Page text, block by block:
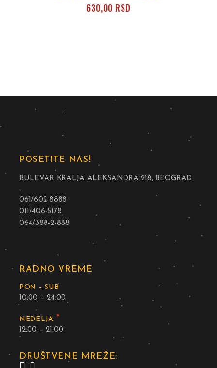
630,00 RSD
POSETITE NAS!
BULEVAR KRALJA ALEKSANDRA 218, BEOGRAD
061/602-8888
011/406-5178
064/388-2-888
RADNO VREME
PON – SUB
10:00 – 24:00
NEDELJA *
12:00 – 21:00
DRUŠTVENE MREŽE: